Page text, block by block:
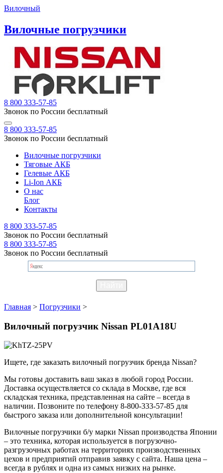
Вилочный
Вилочные погрузчики
8 800 333-57-85
Звонок по России бесплатный
8 800 333-57-85
Звонок по России бесплатный
Вилочные погрузчики
Тяговые АКБ
Гелевые АКБ
Li-Ion АКБ
О нас
Блог
Контакты
8 800 333-57-85
Звонок по России бесплатный
8 800 333-57-85
Звонок по России бесплатный
Главная > Погрузчики >
Вилочный погрузчик Nissan PL01A18U
Ищете, где заказать вилочный погрузчик бренда Nissan?
Мы готовы доставить ваш заказ в любой город России.
Доставка осуществляется со склада в Москве, где вся
складская техника, представленная на сайте – всегда в
наличии. Позвоните по телефону 8-800-333-57-85 для
быстрого заказа или дополнительной консультации!
Вилочные погрузчики б/у марки Nissan производства Японии
– это техника, которая используется в погрузочно-
разгрузочных работах на территориях производственных
цехов и предприятий отправив заявку с сайта. Наша цена –
всегда в рублях и одна из самых низких на рынке.